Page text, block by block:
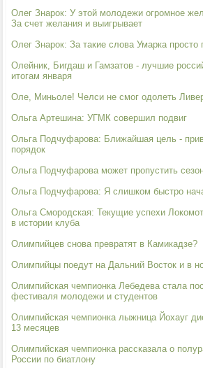
Олег Знарок: У этой молодежи огромное
За счет желания и выигрывает
Олег Знарок: За такие слова Умарка просто
Олейник, Бигдаш и Гамзатов - лучшие
итогам января
Оле, Миньоле! Челси не смог одолеть
Ольга Артешина: УГМК совершил подвиг
Ольга Подчуфарова: Ближайшая цель -
порядок
Ольга Подчуфарова может пропустить
Ольга Подчуфарова: Я слишком быстро
Ольга Смородская: Текущие успехи
в истории клуба
Олимпийцев снова превратят в Камикадзе?
Олимпийцы поедут на Дальний Восток и в
Олимпийская чемпионка Лебедева стала
фестиваля молодежи и студентов
Олимпийская чемпионка лыжница Йохауг
13 месяцев
Олимпийская чемпионка рассказала о
России по биатлону